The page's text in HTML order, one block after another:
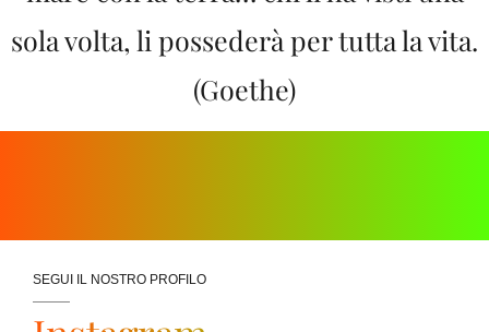
sola volta, li possederà per tutta la vita.
(Goethe)
SEGUI IL NOSTRO PROFILO